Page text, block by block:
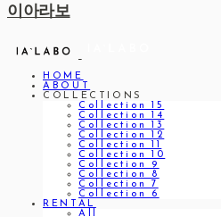
이아라보
HOME
ABOUT
COLLECTIONS
Collection 15
Collection 14
Collection 13
Collection 12
Collection 11
Collection 10
Collection 9
Collection 8
Collection 7
Collection 6
RENTAL
All